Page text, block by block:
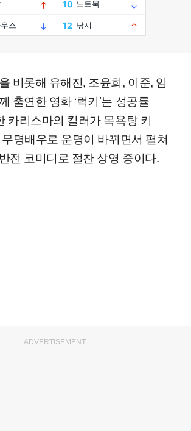
비롯해 유해진, 조윤희, 이준, 임
출연한 영화 ‘럭키’는 성공률
카리스마의 킬러가 목욕탕 키
명배우로 운명이 바뀌면서 펼쳐
전 코미디로 절찬 상영 중이다.
ADVERTISEMENT